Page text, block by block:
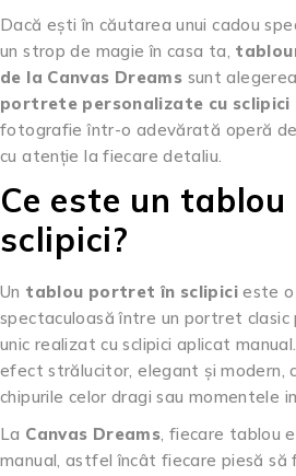
Dacă ești în căutarea unui cadou
un strop de magie în casa ta,
de la Canvas Dreams sunt
portrete personalizate cu sclipici
fotografie într-o adevărată operă
cu atenție la fiecare detaliu.
Ce este un
sclipici?
Un tablou portret în sclipicieste o
spectaculoasă între un portret clasic
unic realizat cu sclipici aplicat
efect strălucitor, elegant și modern,
chipurile celor dragi sau momentele
La Canvas Dreams, fiecare tablou
manual, astfel încât fiecare piesă să